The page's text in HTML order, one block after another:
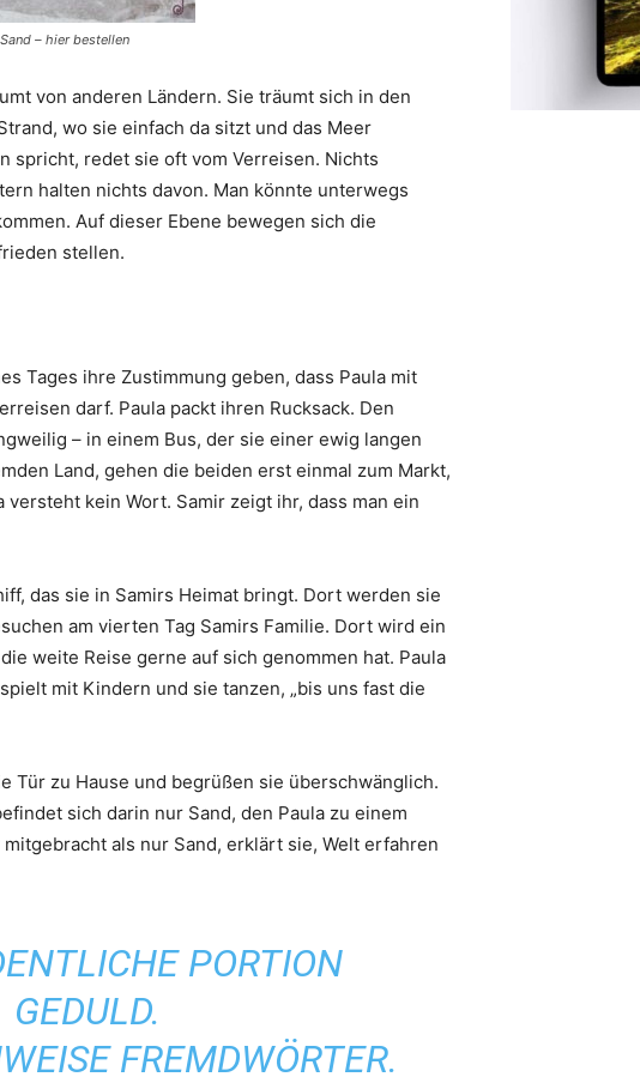
– hier bestellen
von anderen Ländern. Sie träumt sich in den
wo sie einfach da sitzt und das Meer
spricht, redet sie oft vom Verreisen. Nichts
halten nichts davon. Man könnte unterwegs
Auf dieser Ebene bewegen sich die
stellen.
Tages ihre Zustimmung geben, dass Paula mit
darf. Paula packt ihren Rucksack. Den
– in einem Bus, der sie einer ewig langen
Land, gehen die beiden erst einmal zum Markt,
kein Wort. Samir zeigt ihr, dass man ein
das sie in Samirs Heimat bringt. Dort werden sie
am vierten Tag Samirs Familie. Dort wird ein
weite Reise gerne auf sich genommen hat. Paula
mit Kindern und sie tanzen, „bis uns fast die
Tür zu Hause und begrüßen sie überschwänglich.
sich darin nur Sand, den Paula zu einem
als nur Sand, erklärt sie, Welt erfahren
PORTION
GEDULD.
FREMDWÖRTER.